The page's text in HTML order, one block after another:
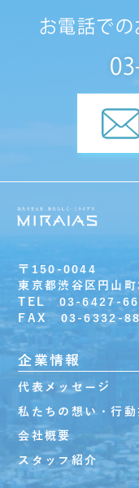
お電話での
〒150-0044
東京都渋谷区円山
TEL 03-6427-
FAX 03-6332-
企業情報
代表メッセージ
私たちの想い・行動
会社概要
スタッフ紹介